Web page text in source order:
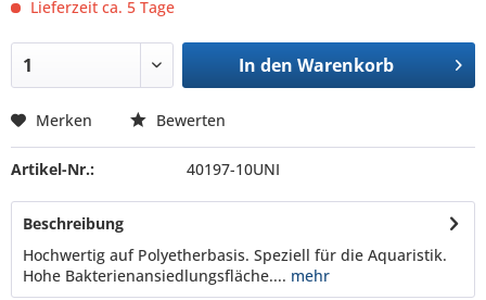
Lieferzeit ca. 5 Tage
In den Warenkorb
Merken Bewerten
Artikel-Nr.: 40197-10UNI
Beschreibung
Hochwertig auf Polyetherbasis. Speziell für die Aquaristik.
Hohe Bakterienansiedlungsfläche.... mehr